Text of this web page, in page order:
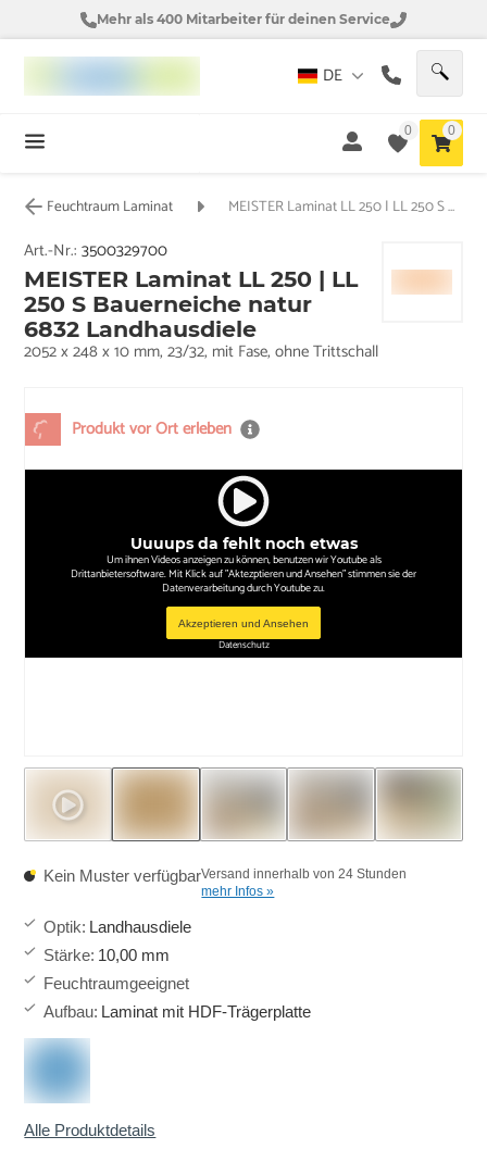
Mehr als 400 Mitarbeiter für deinen Service
DE
0 0
Feuchtraum Laminat MEISTER Laminat LL 250 | LL 250 S Bauerneiche natur 6832 Landhausdiele
Produkt vor Ort erleben
Uuuups da fehlt noch etwas
Um ihnen Videos anzeigen zu können, benutzen wir Youtube als
Drittanbietersoftware. Mit Klick auf "Aktezptieren und Ansehen" stimmen sie der
Datenverarbeitung durch Youtube zu.
Akzeptieren und Ansehen
Datenschutz
Art.-Nr.:3500329700
MEISTER Laminat LL 250 | LL
250 S Bauerneiche natur
6832 Landhausdiele
2052 x 248 x 10 mm, 23/32, mit Fase, ohne Trittschall
Kein Muster verfügbarVersand innerhalb von 24 Stunden
mehr Infos »
Optik: Landhausdiele
Stärke: 10,00 mm
Feuchtraumgeeignet
Aufbau: Laminat mit HDF-Trägerplatte
Alle Produktdetails